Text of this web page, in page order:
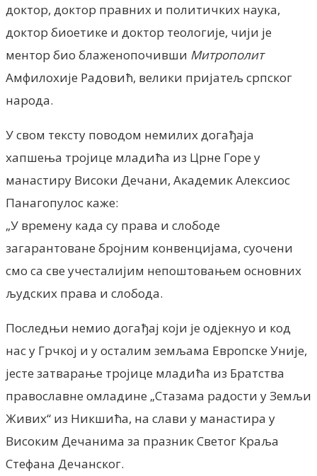
доктор, доктор правних и политичких наука,
доктор биоетике и доктор теологије, чији је
ментор био блаженопочивши Митрополит
Амфилохије Радовић, велики пријатељ српског
народа.
У свом тексту поводом немилих догађаја
хапшења тројице младића из Црне Горе у
манастиру Високи Дечани, Академик Алексиос
Панагопулос каже:
„У времену када су права и слободе
загарантоване бројним конвенцијама, суочени
смо са све учесталијим непоштовањем основних
људских права и слобода.
Последњи немио догађај који је одјекнуо и код
нас у Грчкој и у осталим земљама Европске Уније,
јесте затварање тројице младића из Братства
православне омладине „Стазама радости у Земљи
Живих“ из Никшића, на слави у манастира у
Високим Дечанима за празник Светог Краља
Стефана Дечанског.